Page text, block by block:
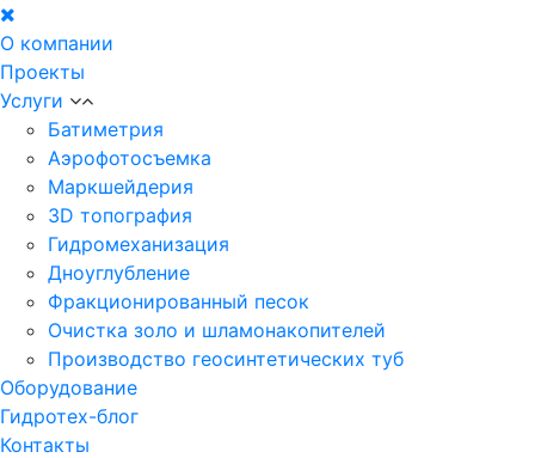
О компании
Проекты
Услуги
Батиметрия
Аэрофотосъемка
Маркшейдерия
3D топография
Гидромеханизация
Дноуглубление
Фракционированный песок
Очистка золо и шламонакопителей
Производство геосинтетических туб
Оборудование
Гидротех-блог
Контакты